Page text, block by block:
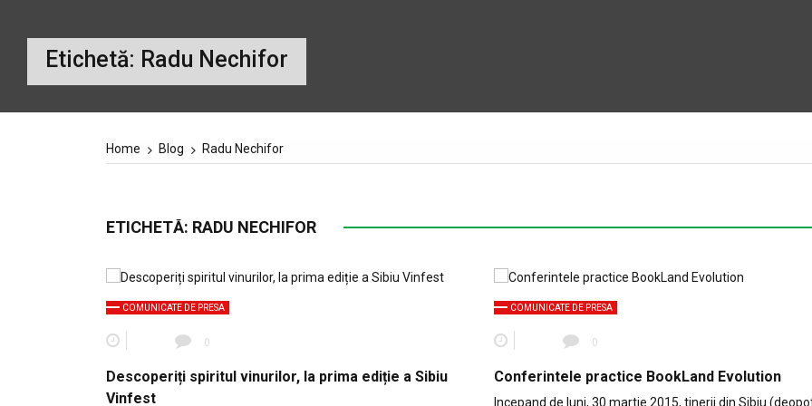
Etichetă: Radu Nechifor
Home Blog Radu Nechifor
ETICHETĂ: RADU NECHIFOR
COMUNICATE DE PRESA
0
Descoperiți spiritul vinurilor, la prima ediție a Sibiu
Vinfest
COMUNICATE DE PRESA
0
Conferintele practice BookLand Evolution
Incepand de luni, 30 martie 2015, tinerii din Sibiu